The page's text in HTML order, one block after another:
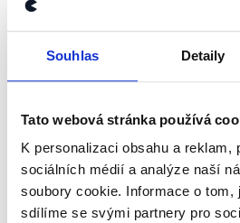
Souhlas Detaily
Tato webová stránka používá
K personalizaci obsahu a reklam,
sociálních médií a analýze naší
soubory cookie. Informace o tom,
sdílíme se svými partnery pro
negativních důsledcích nošení
V námi ověřovaném příspěvku
teprve vyšetřuje, zatímco úmrtí
není potvrzeno veřejně
toho příspěvek nepravdivě
nebezpečí díky koncentraci
jsme proto v rámci naší